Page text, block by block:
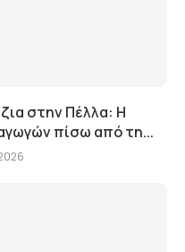
στην Πέλλα: Η
πίσω από τη...